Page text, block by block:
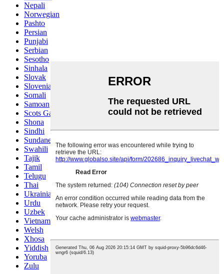
Nepali
Norwegian
Pashto
Persian
Punjabi
Serbian
Sesotho
Sinhala
Slovak
Slovenian
Somali
Samoan
Scots Gaelic
Shona
Sindhi
Sundanese
Swahili
Tajik
Tamil
Telugu
Thai
Ukrainian
Urdu
Uzbek
Vietnamese
Welsh
Xhosa
Yiddish
Yoruba
Zulu